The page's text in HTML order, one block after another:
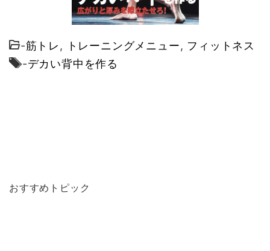
-筋トレ , トレーニングメニュー, フィットネス
-デカい背中を作る
おすすめトピック